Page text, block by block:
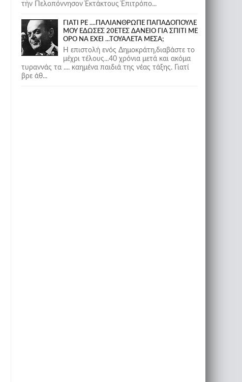
τὴν Πελοπόννησον Ἐκτάκτους Ἐπιτρόπο...
ΓΙΑΤΙ ΡΕ ....ΠΑΛΙΑΝΘΡΩΠΕ ΠΑΠΑΔΟΠΟΥΛΕ
ΜΟΥ ΕΔΩΣΕΣ 20ΕΤΕΣ ΔΑΝΕΙΟ ΓΙΑ ΣΠΙΤΙ ΜΕ
ΟΡΟ ΝΑ ΕΧΕΙ ...ΤΟΥΑΛΕΤΑ ΜΕΣΑ;
Η επιστολή ενός Δημοκράτη,διαβάστε το
μέχρι τέλους...40 χρόνια μετά και ακόμα
τυραννάς τα .... καημένα παιδιά της νέας τάξης. Γιατί
βρε άθ...